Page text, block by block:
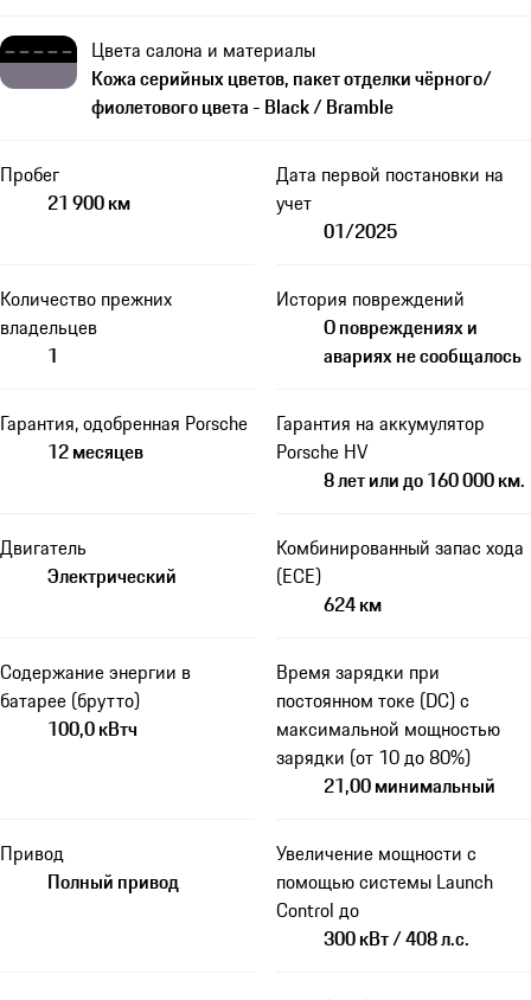
Цвета салона и материалы
Кожа серийных цветов, пакет отделки чёрного/
фиолетового цвета - Black / Bramble
Пробег
21 900 км
Дата первой постановки на
учет
01/2025
Количество прежних
владельцев
1
История повреждений
О повреждениях и
авариях не сообщалось
Гарантия, одобренная Porsche
12 месяцев
Гарантия на аккумулятор
Porsche HV
8 лет или до 160 000 км.
Двигатель
Электрический
Комбинированный запас хода
(ECE)
624 км
Содержание энергии в
батарее (брутто)
100,0 кВтч
Время зарядки при
постоянном токе (DC) с
максимальной мощностью
зарядки (от 10 до 80%)
21,00 минимальный
Привод
Полный привод
Увеличение мощности с
помощью системы Launch
Control до
300 кВт / 408 л.с.